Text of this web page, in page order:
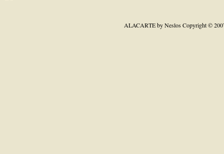
ALACARTE by NeslosCopyright ©